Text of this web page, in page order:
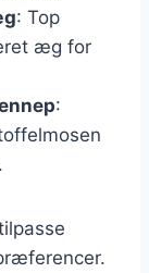
: Top
æg for
: